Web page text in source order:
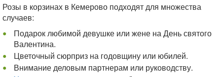
Розы в корзинах в Кемерово подходят для множества
случаев:
Подарок любимой девушке или жене на День святого
Валентина.
Цветочный сюрприз на годовщину или юбилей.
Внимание деловым партнерам или руководству.